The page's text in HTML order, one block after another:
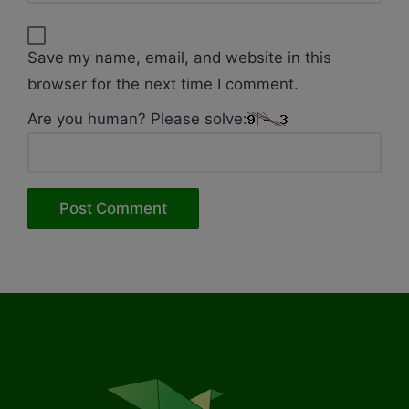
Save my name, email, and website in this
browser for the next time I comment.
Are you human? Please solve: